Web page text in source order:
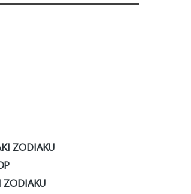
ZODIAKU
ZODIAKU